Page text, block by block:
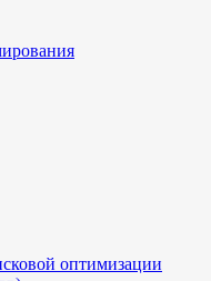
оптимизации